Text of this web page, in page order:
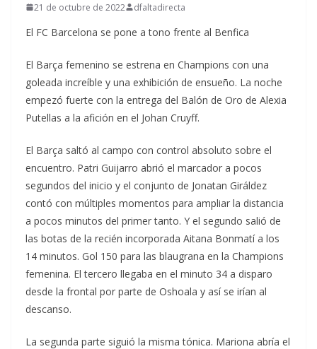
21 de octubre de 2022 dfaltadirecta
El FC Barcelona se pone a tono frente al Benfica
El Barça femenino se estrena en Champions con una
goleada increíble y una exhibición de ensueño. La noche
empezó fuerte con la entrega del Balón de Oro de Alexia
Putellas a la afición en el Johan Cruyff.
El Barça saltó al campo con control absoluto sobre el
encuentro. Patri Guijarro abrió el marcador a pocos
segundos del inicio y el conjunto de Jonatan Giráldez
contó con múltiples momentos para ampliar la distancia
a pocos minutos del primer tanto. Y el segundo salió de
las botas de la recién incorporada Aitana Bonmatí a los
14 minutos. Gol 150 para las blaugrana en la Champions
femenina. El tercero llegaba en el minuto 34 a disparo
desde la frontal por parte de Oshoala y así se irían al
descanso.
La segunda parte siguió la misma tónica. Mariona abría el